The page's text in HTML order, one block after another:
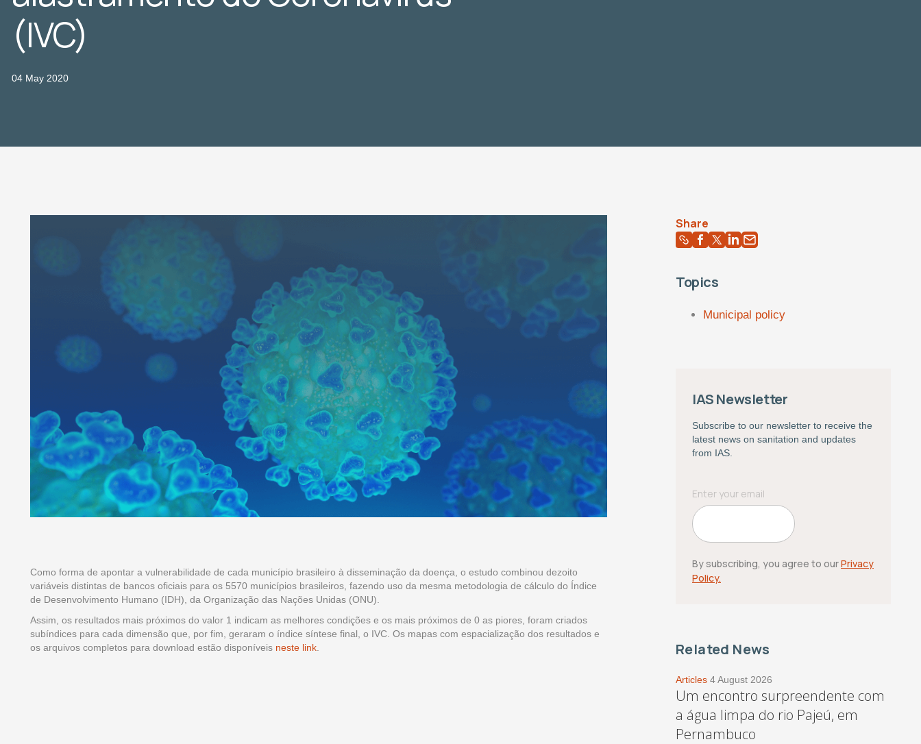
(IVC)
04 May 2020
Como forma de apontar a vulnerabilidade de cada município brasileiro à disseminação da doença, o estudo combinou dezoito
variáveis distintas de bancos oficiais para os 5570 municípios brasileiros, fazendo uso da mesma metodologia de cálculo do Índice
de Desenvolvimento Humano (IDH), da Organização das Nações Unidas (ONU).
Assim, os resultados mais próximos do valor 1 indicam as melhores condições e os mais próximos de 0 as piores, foram criados
subíndices para cada dimensão que, por fim, geraram o índice síntese final, o IVC. Os mapas com espacialização dos resultados e
os arquivos completos para download estão disponíveis neste link
Share
Topics
Municipal policy
IAS Newsletter
Subscribe to our newsletter to receive the
latest news on sanitation and updates
from IAS.
By subscribing, you agree to ourPrivacy
Policy.
Related News
Articles 4 August 2026
Um encontro surpreendente com
a água limpa do rio Pajeú, em
Pernambuco